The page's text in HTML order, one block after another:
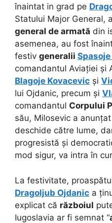
înaintat in grad pe
Statului Major General,
general de armată din
asemenea, au fost
festiv generalii
comandantul Aviației și
Blagoje Kovacevic și
lui Ojdanic, precum și
comandantul Corpului
său, Milosevic a
deschide către lume,
progresistă și
mod sigur, va intra în
La festivitate,
Dragoljub Ojdanic a
explicat că războiul
Iugoslavia ar fi semnat “